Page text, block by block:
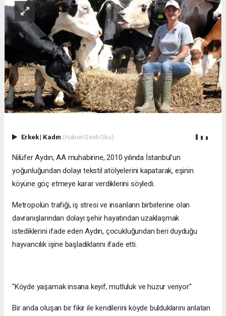
Erkek| Kadın (Haberi Sesli Oku)
Nilüfer Aydın, AA muhabirine, 2010 yılında İstanbul’un
yoğunluğundan dolayı tekstil atölyelerini kapatarak, eşinin
köyüne göç etmeye karar verdiklerini söyledi.
Metropolün trafiği, iş stresi ve insanların birbirlerine olan
davranışlarından dolayı şehir hayatından uzaklaşmak
istediklerini ifade eden Aydın, çocukluğundan beri duyduğu
hayvancılık işine başladıklarını ifade etti.
"Köyde yaşamak insana keyif, mutluluk ve huzur veriyor"
Bir anda oluşan bir fikir ile kendilerini köyde bulduklarını anlatan